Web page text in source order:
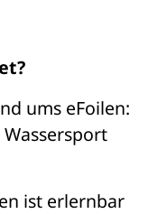
ums eFoilen: